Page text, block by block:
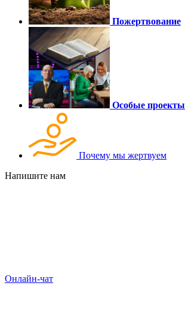
Пожертвование
Особые проекты
Почему мы жертвуем
Напишите нам
Онлайн-чат